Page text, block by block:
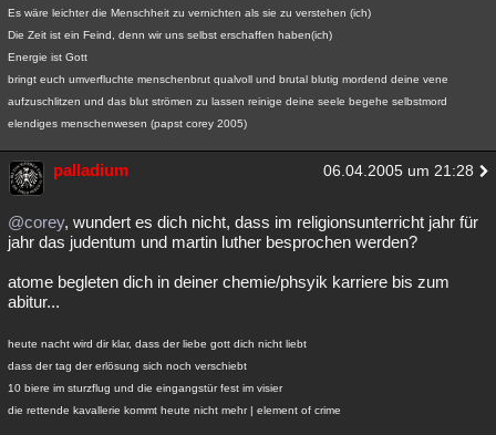
Es wäre leichter die Menschheit zu vernichten als sie zu verstehen (ich)
Die Zeit ist ein Feind, denn wir uns selbst erschaffen haben(ich)
Energie ist Gott
bringt euch umverfluchte menschenbrut qualvoll und brutal blutig mordend deine vene
aufzuschlitzen und das blut strömen zu lassen reinige deine seele begehe selbstmord
elendiges menschenwesen (papst corey 2005)
palladium 06.04.2005 um 21:28
@corey, wundert es dich nicht, dass im religionsunterricht jahr für
jahr das judentum und martin luther besprochen werden?
atome begleten dich in deiner chemie/phsyik karriere bis zum
abitur...
heute nacht wird dir klar, dass der liebe gott dich nicht liebt
dass der tag der erlösung sich noch verschiebt
10 biere im sturzflug und die eingangstür fest im visier
die rettende kavallerie kommt heute nicht mehr | element of crime